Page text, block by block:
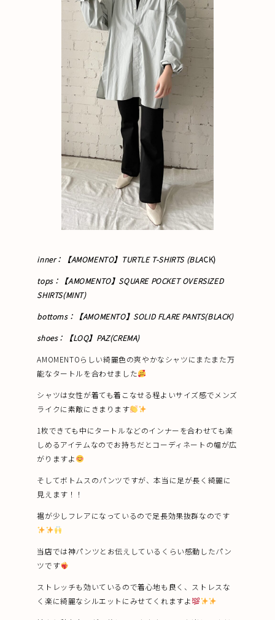
inner：【AMOMENTO】TURTLE T-SHIRTS (BLACK)
tops：【AMOMENTO】 SQUARE POCKET OVERSIZED
SHIRTS(MINT)
bottoms：【AMOMENTO】SOLID FLARE PANTS(BLACK)
shoes：【LOQ】PAZ(CREMA)
AMOMENTOらしい綺麗色の爽やかなシャツにまたまた万
能なタートルを合わせました
シャツは女性が着ても着こなせる程よいサイズ感でメンズ
ライクに素敵にきまります
1枚できても中にタートルなどのインナーを合わせても楽
しめるアイテムなのでお持ちだとコーディネートの幅が広
がりますよ
そしてボトムスのパンツですが、本当に足が長く綺麗に
見えます！！
裾が少しフレアになっているので足長効果抜群なのです
当店では神パンツとお伝えしているくらい感動したパン
ツです
ストレッチも効いているので着心地も良く、ストレスな
く楽に綺麗なシルエットにみせてくれますよ